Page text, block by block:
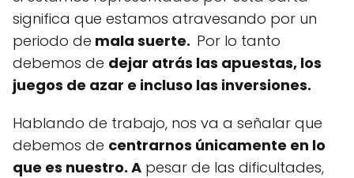
significa que estamos atravesando por un
periodo de mala suerte. Por lo tanto
debemos de dejar atrás las apuestas, los
juegos de azar e incluso las inversiones.
Hablando de trabajo, nos va a señalar que
debemos de centrarnos únicamente en lo
que es nuestro. A pesar de las dificultades,